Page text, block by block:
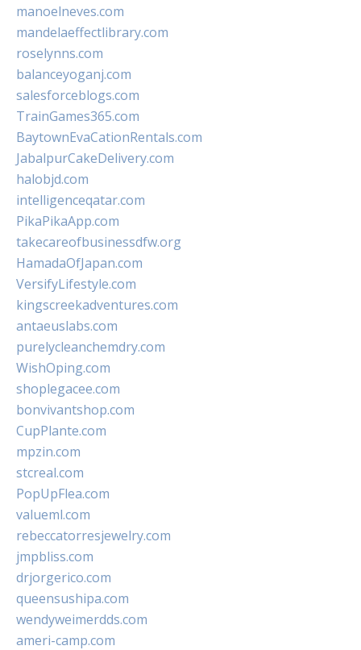
manoelneves.com
mandelaeffectlibrary.com
roselynns.com
balanceyoganj.com
salesforceblogs.com
TrainGames365.com
BaytownEvaCationRentals.com
JabalpurCakeDelivery.com
halobjd.com
intelligenceqatar.com
PikaPikaApp.com
takecareofbusinessdfw.org
HamadaOfJapan.com
VersifyLifestyle.com
kingscreekadventures.com
antaeuslabs.com
purelycleanchemdry.com
WishOping.com
shoplegacee.com
bonvivantshop.com
CupPlante.com
mpzin.com
stcreal.com
PopUpFlea.com
valueml.com
rebeccatorresjewelry.com
jmpbliss.com
drjorgerico.com
queensushipa.com
wendyweimerdds.com
ameri-camp.com